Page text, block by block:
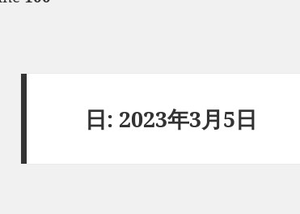
日: 2023年3月5日